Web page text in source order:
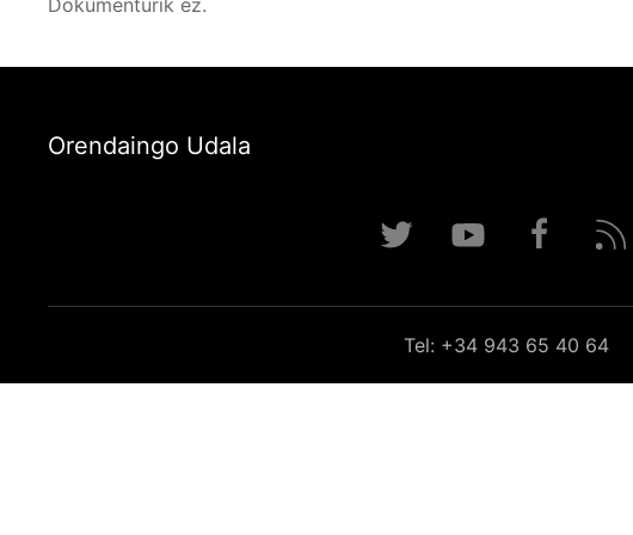
Orendaingo Udala
Tel: +34 943 65 40 64